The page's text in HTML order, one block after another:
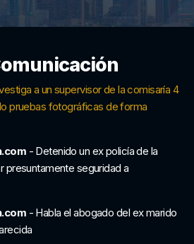
a un supervisor de la comisaría 4
pruebas fotográficas de forma
- Detenido un ex policía de la
presuntamente seguridad a
- Habla el abogado del ex marido